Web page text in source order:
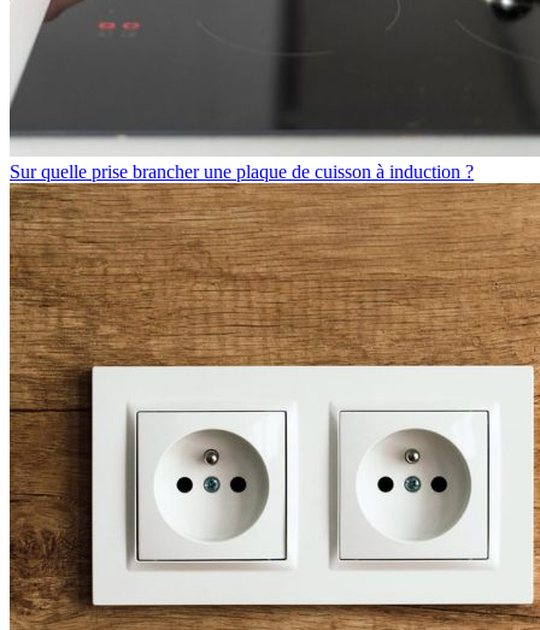
Sur quelle prise brancher une plaque de cuisson à induction ?